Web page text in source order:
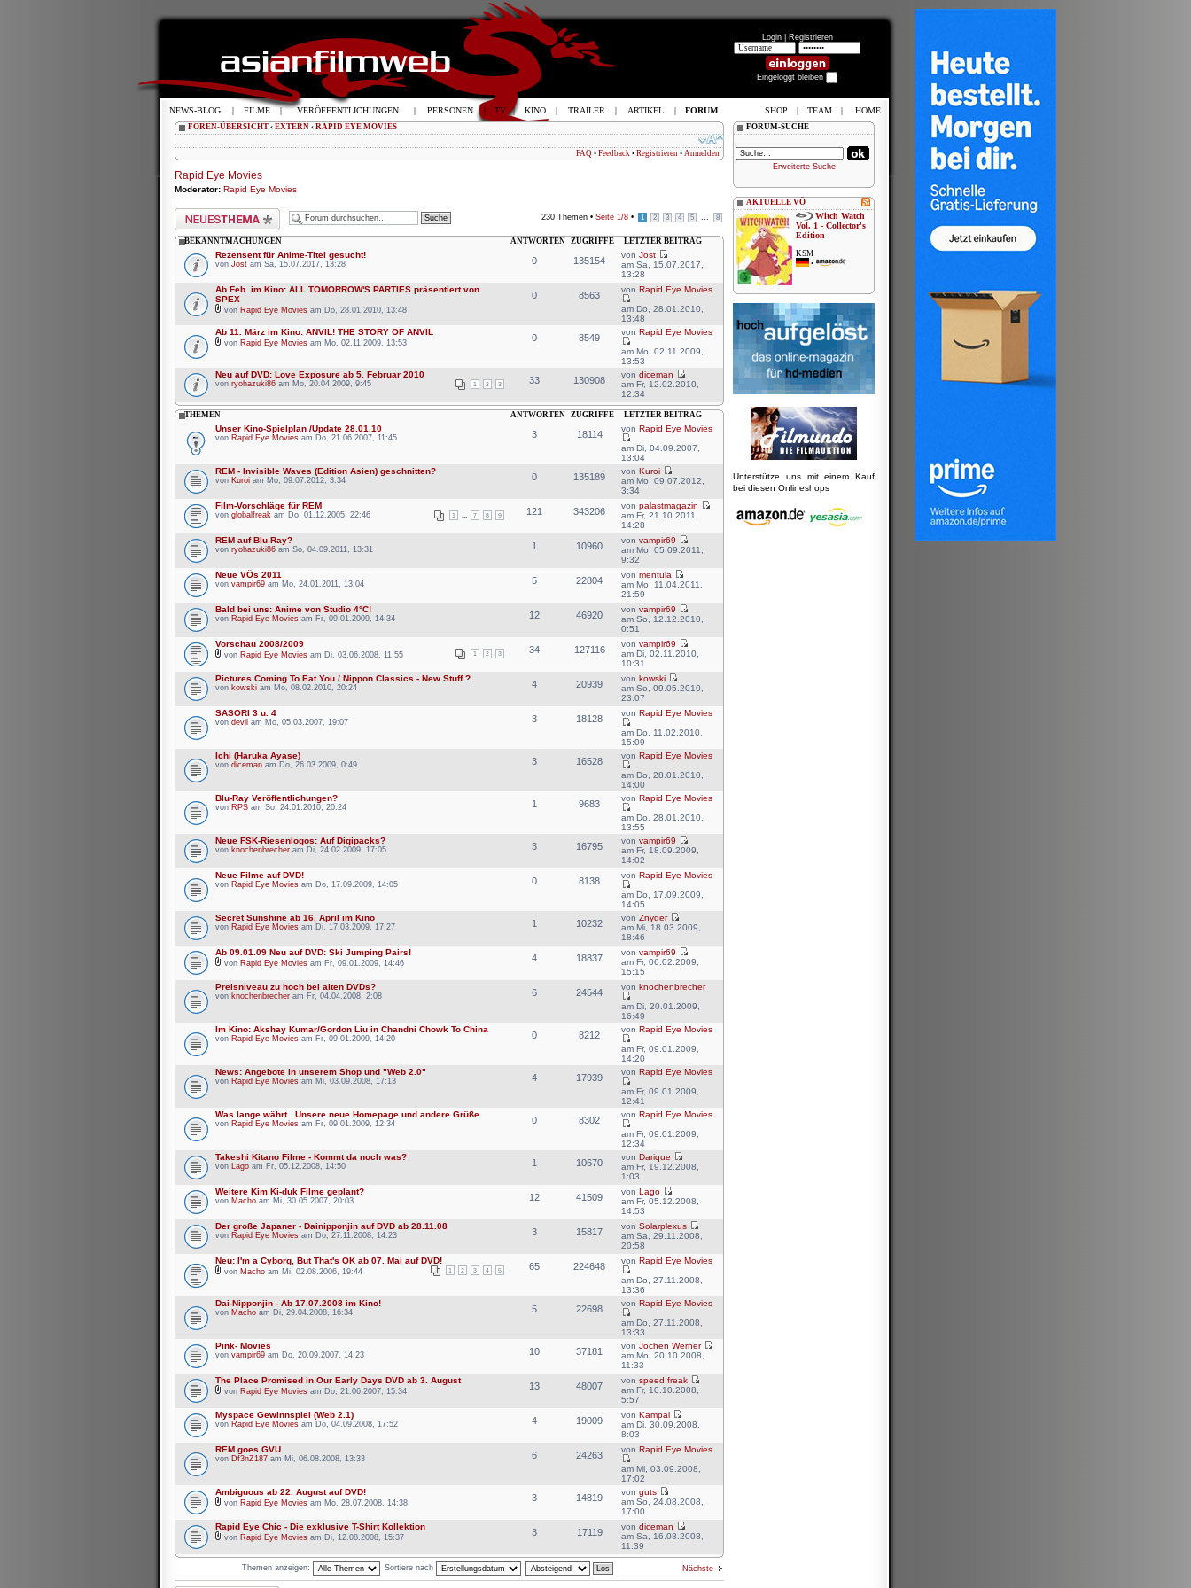
Login | Registrieren
Eingeloggt bleiben
FOREN-ÜBERSICHT ‹ EXTERN ‹ RAPID EYE MOVIES
FAQ • Feedback • Registrieren • Anmelden
Rapid Eye Movies
Moderator: Rapid Eye Movies
Neues Thema erstellen 230 Themen • Seite 1 /8 • 1 2 3 4 5 8
BEKANNTMACHUNGEN ANTWORTEN ZUGRIFFE LETZTER BEITRAG
Rezensent für Anime-Titel gesucht!
von Jost am Sa, 15.07.2017, 13:28 0 135154
vonJost
am Sa, 15.07.2017,
13:28
Ab Feb. im Kino: ALL TOMORROW'S PARTIES präsentiert von
SPEX
von Rapid Eye Movies am Do, 28.01.2010, 13:48
0 8563
vonRapid Eye Movies
am Do, 28.01.2010,
13:48
Ab 11. März im Kino: ANVIL! THE STORY OF ANVIL
von Rapid Eye Movies am Mo, 02.11.2009, 13:53 0 8549
vonRapid Eye Movies
am Mo, 02.11.2009,
13:53
Neu auf DVD: Love Exposure ab 5. Februar 2010
1 2 3
von ryohazuki86 am Mo, 20.04.2009, 9:45 33 130908
vondiceman
am Fr, 12.02.2010,
12:34
THEMEN ANTWORTEN ZUGRIFFE LETZTER BEITRAG
Unser Kino-Spielplan /Update 28.01.10
von Rapid Eye Movies am Do, 21.06.2007, 11:45 3 18114
vonRapid Eye Movies
am Di, 04.09.2007,
13:04
REM - Invisible Waves (Edition Asien) geschnitten?
von Kuroi am Mo, 09.07.2012, 3:34 0 135189
vonKuroi
am Mo, 09.07.2012,
3:34
Film-Vorschläge für REM
1 ... 7 8 9
von globalfreak am Do, 01.12.2005, 22:46 121 343206
vonpalastmagazin
am Fr, 21.10.2011,
14:28
REM auf Blu-Ray?
von ryohazuki86 am So, 04.09.2011, 13:31 1 10960
vonvampir69
am Mo, 05.09.2011,
9:32
Neue VÖs 2011
von vampir69 am Mo, 24.01.2011, 13:04 5 22804
vonmentula
am Mo, 11.04.2011,
21:59
Bald bei uns: Anime von Studio 4°C!
von Rapid Eye Movies am Fr, 09.01.2009, 14:34 12 46920
vonvampir69
am So, 12.12.2010,
0:51
Vorschau 2008/2009
1 2 3
von Rapid Eye Movies am Di, 03.06.2008, 11:55 34 127116
vonvampir69
am Di, 02.11.2010,
10:31
Pictures Coming To Eat You / Nippon Classics - New Stuff ?
von kowski am Mo, 08.02.2010, 20:24 4 20939
vonkowski
am So, 09.05.2010,
23:07
SASORI 3 u. 4
von devil am Mo, 05.03.2007, 19:07 3 18128
vonRapid Eye Movies
am Do, 11.02.2010,
15:09
Ichi (Haruka Ayase)
von diceman am Do, 26.03.2009, 0:49 3 16528
vonRapid Eye Movies
am Do, 28.01.2010,
14:00
Blu-Ray Veröffentlichungen?
von RPS am So, 24.01.2010, 20:24 1 9683
vonRapid Eye Movies
am Do, 28.01.2010,
13:55
Neue FSK-Riesenlogos: Auf Digipacks?
von knochenbrecher am Di, 24.02.2009, 17:05 3 16795
vonvampir69
am Fr, 18.09.2009,
14:02
Neue Filme auf DVD!
von Rapid Eye Movies am Do, 17.09.2009, 14:05 0 8138
vonRapid Eye Movies
am Do, 17.09.2009,
14:05
Secret Sunshine ab 16. April im Kino
von Rapid Eye Movies am Di, 17.03.2009, 17:27 1 10232
vonZnyder
am Mi, 18.03.2009,
18:46
Ab 09.01.09 Neu auf DVD: Ski Jumping Pairs!
von Rapid Eye Movies am Fr, 09.01.2009, 14:46 4 18837
vonvampir69
am Fr, 06.02.2009,
15:15
Preisniveau zu hoch bei alten DVDs?
von knochenbrecher am Fr, 04.04.2008, 2:08 6 24544
vonknochenbrecher
am Di, 20.01.2009,
16:49
Im Kino: Akshay Kumar/Gordon Liu in Chandni Chowk To China
von Rapid Eye Movies am Fr, 09.01.2009, 14:20 0 8212
vonRapid Eye Movies
am Fr, 09.01.2009,
14:20
News: Angebote in unserem Shop und "Web 2.0"
von Rapid Eye Movies am Mi, 03.09.2008, 17:13 4 17939
vonRapid Eye Movies
am Fr, 09.01.2009,
12:41
Was lange währt...Unsere neue Homepage und andere Grüße
von Rapid Eye Movies am Fr, 09.01.2009, 12:34 0 8302
vonRapid Eye Movies
am Fr, 09.01.2009,
12:34
Takeshi Kitano Filme - Kommt da noch was?
von Lago am Fr, 05.12.2008, 14:50 1 10670
vonDarique
am Fr, 19.12.2008,
1:03
Weitere Kim Ki-duk Filme geplant?
von Macho am Mi, 30.05.2007, 20:03 12 41509
vonLago
am Fr, 05.12.2008,
14:53
Der große Japaner - Dainipponjin auf DVD ab 28.11.08
von Rapid Eye Movies am Do, 27.11.2008, 14:23 3 15817
vonSolarplexus
am Sa, 29.11.2008,
20:58
Neu: I'm a Cyborg, But That's OK ab 07. Mai auf DVD!
1 2 3 4 5
von Macho am Mi, 02.08.2006, 19:44 65 224648
vonRapid Eye Movies
am Do, 27.11.2008,
13:36
Dai-Nipponjin - Ab 17.07.2008 im Kino!
von Macho am Di, 29.04.2008, 16:34 5 22698
vonRapid Eye Movies
am Do, 27.11.2008,
13:33
Pink- Movies
von vampir69 am Do, 20.09.2007, 14:23 10 37181
vonJochen Werner
am Mo, 20.10.2008,
11:33
The Place Promised in Our Early Days DVD ab 3. August
von Rapid Eye Movies am Do, 21.06.2007, 15:34 13 48007
vonspeed freak
am Fr, 10.10.2008,
5:57
Myspace Gewinnspiel (Web 2.1)
von Rapid Eye Movies am Do, 04.09.2008, 17:52 4 19009
vonKampai
am Di, 30.09.2008,
8:03
REM goes GVU
von Df3nZ187 am Mi, 06.08.2008, 13:33 6 24263
vonRapid Eye Movies
am Mi, 03.09.2008,
17:02
Ambiguous ab 22. August auf DVD!
von Rapid Eye Movies am Mo, 28.07.2008, 14:38 3 14819
vonguts
am So, 24.08.2008,
17:00
Rapid Eye Chic - Die exklusive T-Shirt Kollektion
von Rapid Eye Movies am Di, 12.08.2008, 15:37 3 17119
vondiceman
am Sa, 16.08.2008,
11:39
Nächste
Themen anzeigen: Sortiere nach
FORUM-SUCHE
Erweiterte Suche
AKTUELLE VÖ
Sword of the
Demon Hunter:
Kijin...
KSM
•
Unterstütze uns mit einem Kauf
bei diesen Onlineshops
NEWS-BLOG | FILME | VERÖFFENTLICHUNGEN | PERSONEN | TV | KINO | TRAILER | ARTIKEL | FORUM SHOP | TEAM | HOME